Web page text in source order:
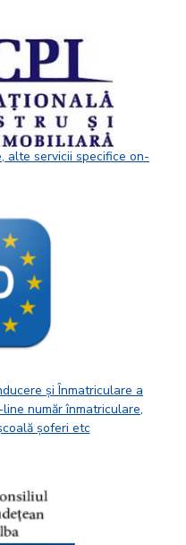
alte servicii specifice on-
și Înmatriculare a
număr înmatriculare,
șoferi etc